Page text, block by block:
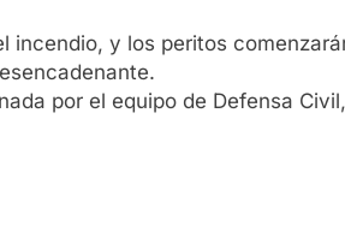
y los peritos
por el equipo de Defensa